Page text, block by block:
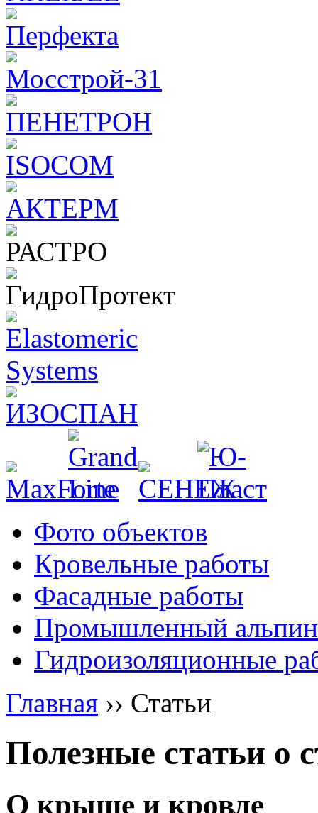
Фото объектов
Кровельные работы
Фасадные работы
Промышленный
Гидроизоляционные
Главная ›› Статьи
Полезные статьи о
О крыше и кровле